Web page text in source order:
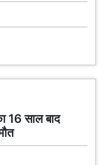
16 साल बाद